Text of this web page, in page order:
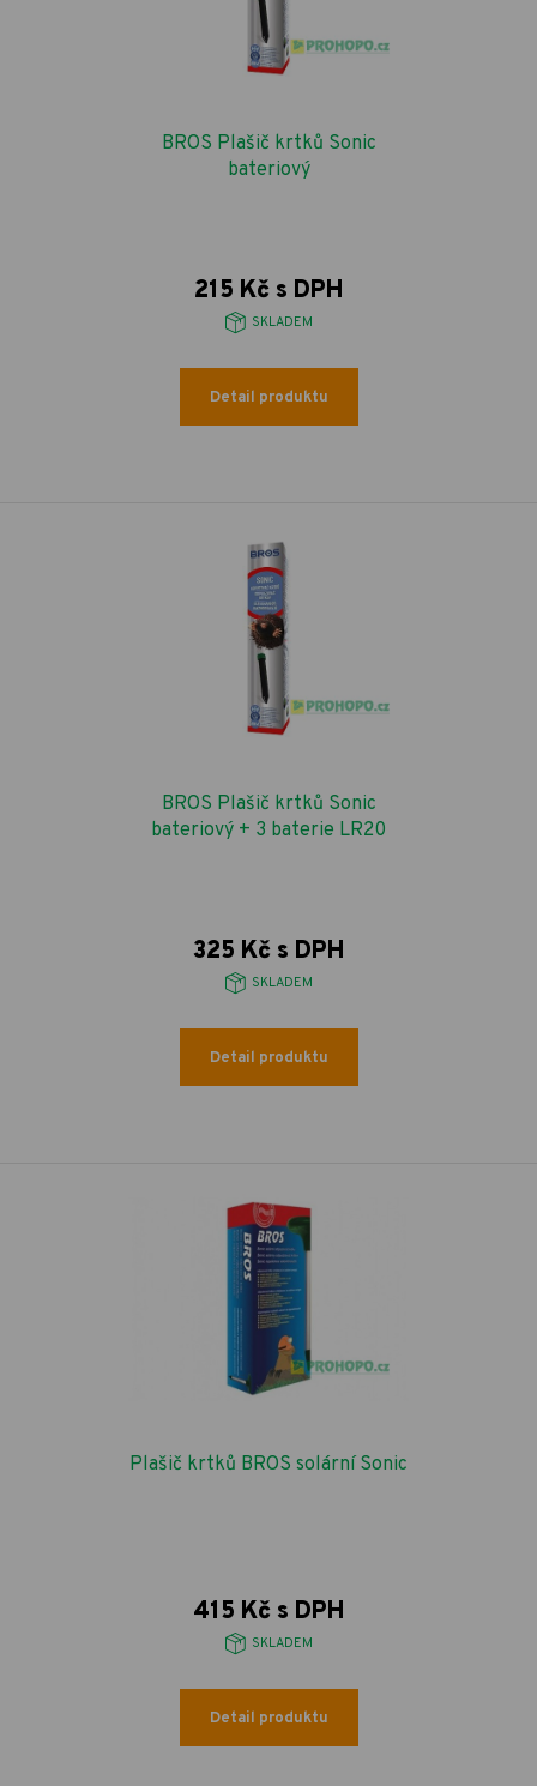
BROS Plašič krtků Sonic
bateriový
215 Kč s DPH
SKLADEM
Detail produktu
BROS Plašič krtků Sonic
bateriový + 3 baterie LR20
325 Kč s DPH
SKLADEM
Detail produktu
Plašič krtků BROS solární Sonic
415 Kč s DPH
SKLADEM
Detail produktu